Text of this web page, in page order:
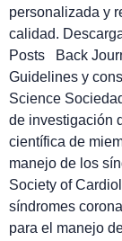
personalizada y
calidad.
Posts Back
Guidelines y
Science
de investigación
científica de
manejo de los
Society of
síndromes
para el manejo